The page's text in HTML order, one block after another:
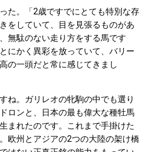
た。「2歳ですでにとても特別な存
をしていて、目を見張るものがあ
無駄のない走り方をする馬です
にかく異彩を放っていて、バリー
の一頭だと常に感じてきまし
ね。ガリレオの牝駒の中でも選り
ロンと、日本の最も偉大な種牡馬
まれたのです。これまで手掛けた
欧州とアジアの2つの大陸の架け橋